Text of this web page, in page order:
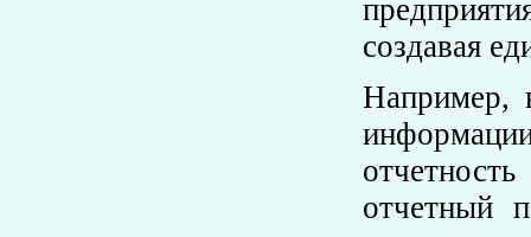
создавая
Например,
отчетный